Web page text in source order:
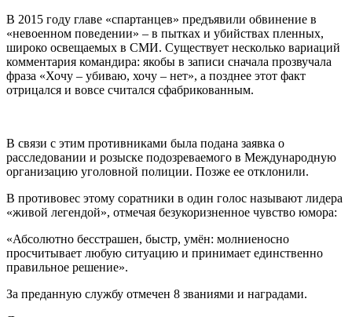
В 2015 году главе «спартанцев» предъявили обвинение в
«невоенном поведении» – в пытках и убийствах пленных,
широко освещаемых в СМИ. Существует несколько вариаций
комментария командира: якобы в записи сначала прозвучала
фраза «Хочу – убиваю, хочу – нет», а позднее этот факт
отрицался и вовсе считался сфабрикованным.
В связи с этим противниками была подана заявка о
расследовании и розыске подозреваемого в Международную
организацию уголовной полиции. Позже ее отклонили.
В противовес этому соратники в один голос называют лидера
«живой легендой», отмечая безукоризненное чувство юмора:
«Абсолютно бесстрашен, быстр, умён: молниеносно
просчитывает любую ситуацию и принимает единственно
правильное решение».
За преданную службу отмечен 8 званиями и наградами.